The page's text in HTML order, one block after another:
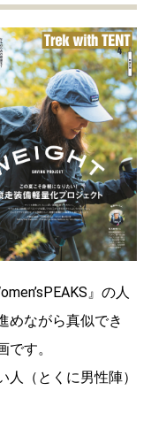
』の人
めながら真似でき
す。
人（とくに男性陣）